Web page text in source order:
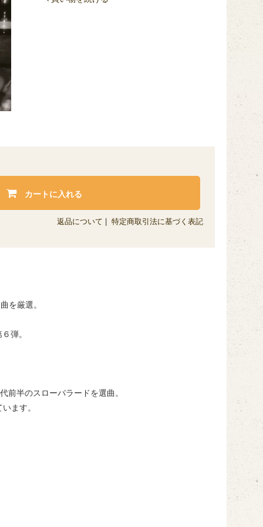
カートに入れる
返品について 特定商取引法に基づく表記
を厳選。
弾。
半のスローバラードを選曲。
ます。